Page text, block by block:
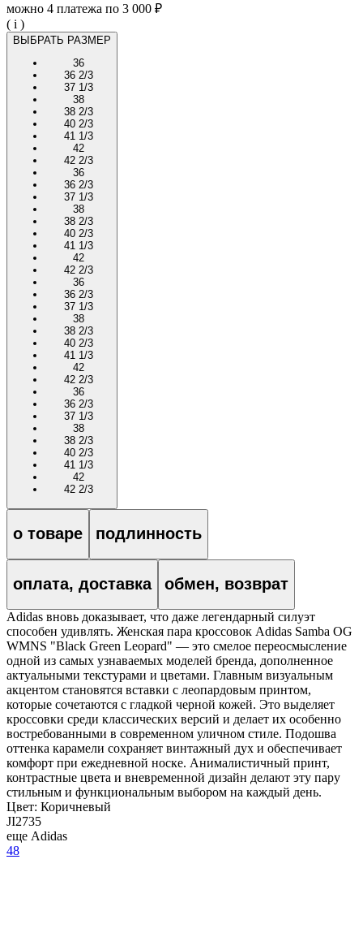
можно 4 платежа по 3 000 ₽
( i )
ВЫБРАТЬ РАЗМЕР
36
36 2/3
37 1/3
38
38 2/3
40 2/3
41 1/3
42
42 2/3
36
36 2/3
37 1/3
38
38 2/3
40 2/3
41 1/3
42
42 2/3
36
36 2/3
37 1/3
38
38 2/3
40 2/3
41 1/3
42
42 2/3
36
36 2/3
37 1/3
38
38 2/3
40 2/3
41 1/3
42
42 2/3
о товаре подлинность
оплата, доставка обмен, возврат
Adidas вновь доказывает, что даже легендарный силуэт
способен удивлять. Женская пара кроссовок Adidas Samba OG
WMNS "Black Green Leopard" — это смелое переосмысление
одной из самых узнаваемых моделей бренда, дополненное
актуальными текстурами и цветами. Главным визуальным
акцентом становятся вставки с леопардовым принтом,
которые сочетаются с гладкой черной кожей. Это выделяет
кроссовки среди классических версий и делает их особенно
востребованными в современном уличном стиле. Подошва
оттенка карамели сохраняет винтажный дух и обеспечивает
комфорт при ежедневной носке. Анималистичный принт,
контрастные цвета и вневременной дизайн делают эту пару
стильным и функциональным выбором на каждый день.
Цвет: Коричневый
JI2735
еще Adidas
48